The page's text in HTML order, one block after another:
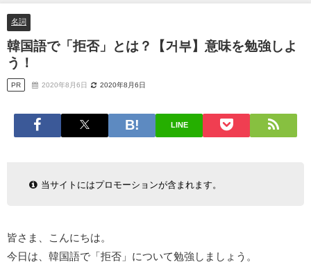
名詞
韓国語で「拒否」とは？【거부】意味を勉強しよ
う！
PR 2020年8月6日 2020年8月6日
LINE
当サイトにはプロモーションが含まれます。
皆さま、こんにちは。
今日は、韓国語で「拒否」について勉強しましょう。